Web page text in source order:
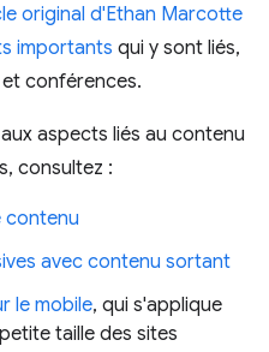
original d'Ethan Marcotte
importants qui y sont liés,
conférences.
aspects liés au contenu
consultez :
contenu
avec contenu sortant
le mobile, qui s'applique
taille des sites